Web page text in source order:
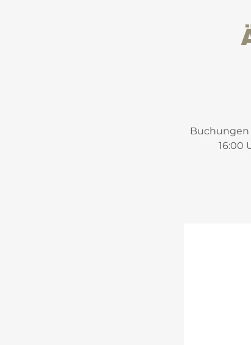
Buchungen
16:00